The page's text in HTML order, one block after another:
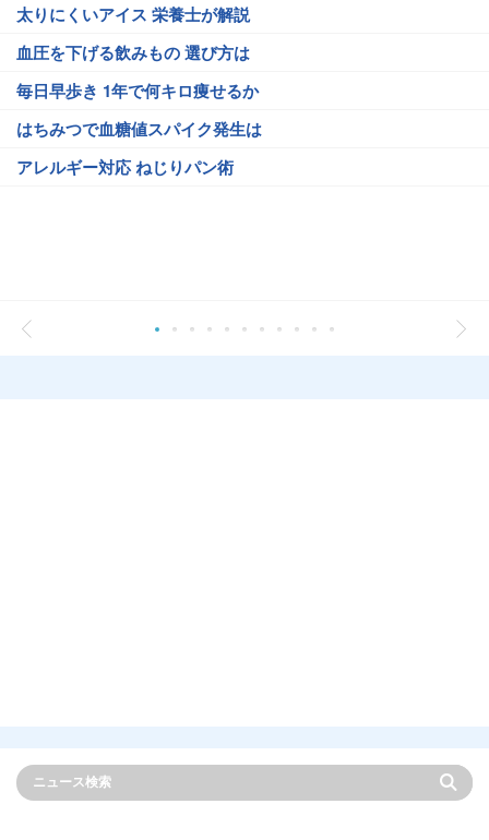
太りにくいアイス 栄養士が解説
血圧を下げる飲みもの 選び方は
毎日早歩き 1年で何キロ痩せるか
はちみつで血糖値スパイク発生は
アレルギー対応 ねじりパン術